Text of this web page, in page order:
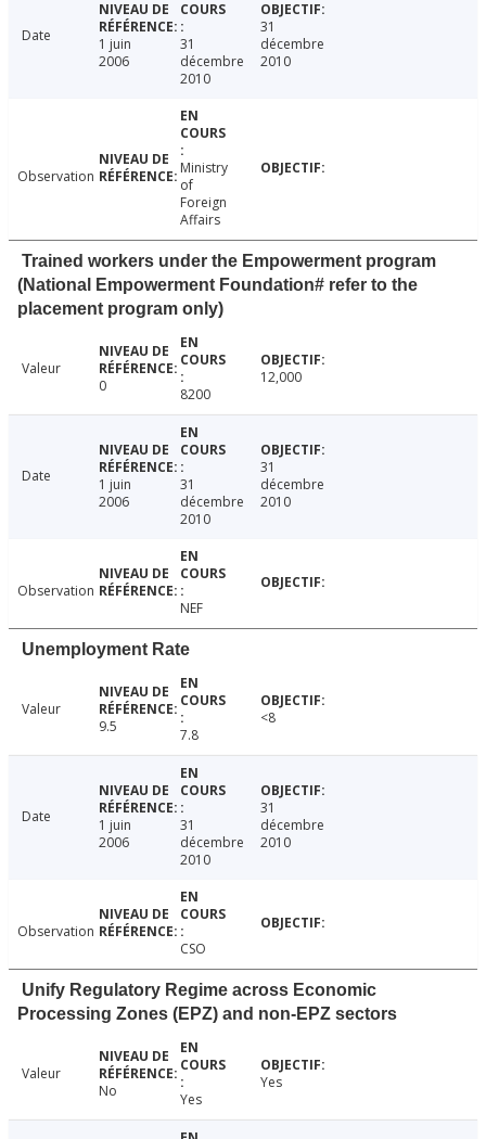
Date
1 juin
2006
31
décembre
2010
31
décembre
2010
Observation
Ministry
of
Foreign
Affairs
Trained workers under the Empowerment program
(National Empowerment Foundation# refer to the
placement program only)
Valeur
0
8200
12,000
Date
1 juin
2006
31
décembre
2010
31
décembre
2010
Observation
NEF
Unemployment Rate
Valeur
9.5
7.8
<8
Date
1 juin
2006
31
décembre
2010
31
décembre
2010
Observation
CSO
Unify Regulatory Regime across Economic
Processing Zones (EPZ) and non-EPZ sectors
Valeur
No
Yes
Yes